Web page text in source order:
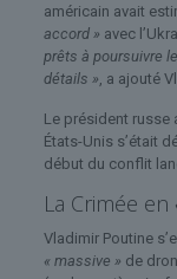
américain avait
accord » avec
prêts à poursuivre
détails » , a ajouté
Le président russe
États-Unis s’était
début du conflit
La Crimée en
Vladimir Poutine
« massive » de